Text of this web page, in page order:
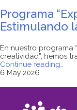
Programa
Estimulando
En nuestro programa
creatividad”, hemos
Continue reading…
6 May 2026